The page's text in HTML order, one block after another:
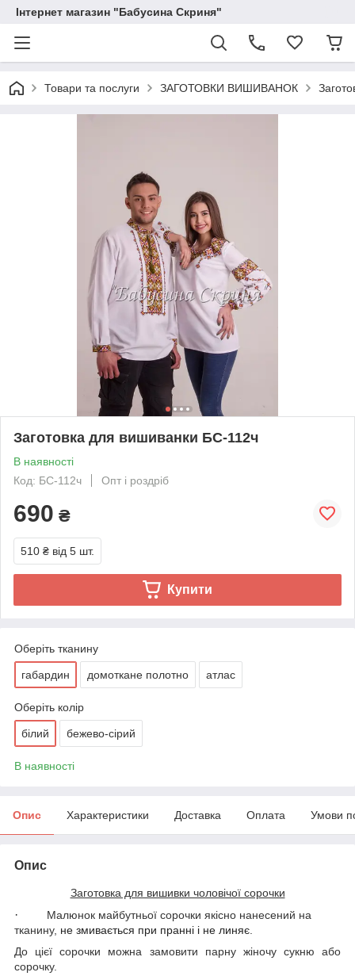
Інтернет магазин "Бабусина Скриня"
Товари та послуги ЗАГОТОВКИ ВИШИВАНОК
Заготовка для вишиванки БС-112ч
В наявності
Код: БС-112ч
Опт і роздріб
690 ₴
510 ₴ від 5 шт.
Купити
Оберіть тканину
габардин домоткане полотно атлас
Оберіть колір
білий бежево-сірий
В наявності
Опис Характеристики Доставка Оплата Умови
Опис
Заготовка для вишивки чоловічої сорочки
·
Малюнок майбутньої сорочки якісно нанесений на
тканину, не змивається при пранні і не линяє
До цієї сорочки можна замовити парну жіночу сукню або
сорочку.